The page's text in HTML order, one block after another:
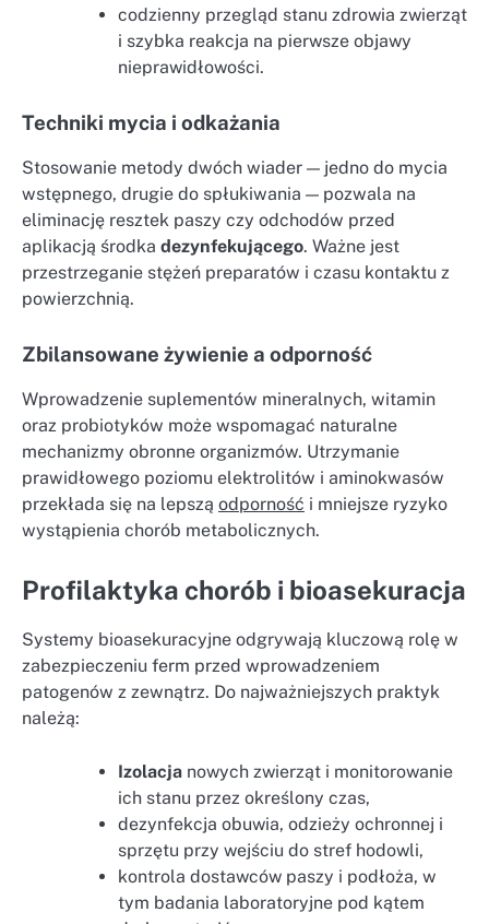
codzienny przegląd stanu zdrowia zwierząt
i szybka reakcja na pierwsze objawy
nieprawidłowości.
Techniki mycia i odkażania
Stosowanie metody dwóch wiader — jedno do mycia
wstępnego, drugie do spłukiwania — pozwala na
eliminację resztek paszy czy odchodów przed
aplikacją środka dezynfekującego. Ważne jest
przestrzeganie stężeń preparatów i czasu kontaktu z
powierzchnią.
Zbilansowane żywienie a odporność
Wprowadzenie suplementów mineralnych, witamin
oraz probiotyków może wspomagać naturalne
mechanizmy obronne organizmów. Utrzymanie
prawidłowego poziomu elektrolitów i aminokwasów
przekłada się na lepszą odporność i mniejsze ryzyko
wystąpienia chorób metabolicznych.
Profilaktyka chorób i bioasekuracja
Systemy bioasekuracyjne odgrywają kluczową rolę w
zabezpieczeniu ferm przed wprowadzeniem
patogenów z zewnątrz. Do najważniejszych praktyk
należą:
Izolacja nowych zwierząt i monitorowanie
ich stanu przez określony czas,
dezynfekcja obuwia, odzieży ochronnej i
sprzętu przy wejściu do stref hodowli,
kontrola dostawców paszy i podłoża, w
tym badania laboratoryjne pod kątem